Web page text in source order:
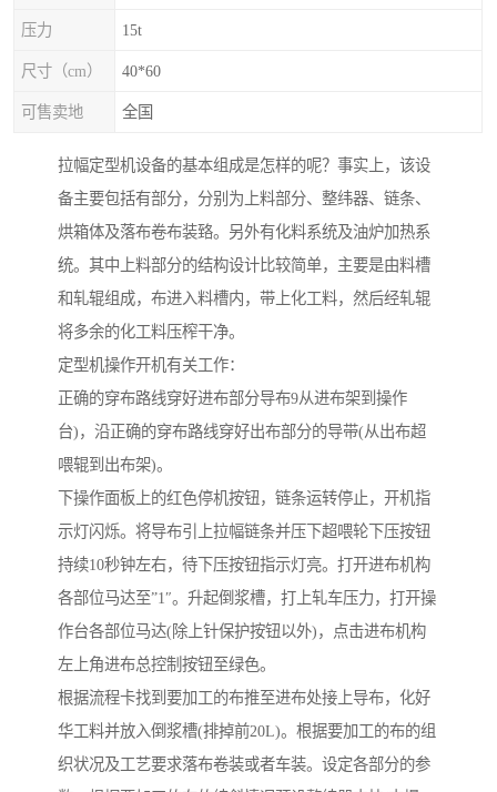
压力 15t
尺寸（cm） 40*60
可售卖地 全国
拉幅定型机设备的基本组成是怎样的呢？事实上，该设
备主要包括有部分，分别为上料部分、整纬器、链条、
烘箱体及落布卷布装臵。另外有化料系统及油炉加热系
统。其中上料部分的结构设计比较简单，主要是由料槽
和轧辊组成，布进入料槽内，带上化工料，然后经轧辊
将多余的化工料压榨干净。
定型机操作开机有关工作：
正确的穿布路线穿好进布部分导布9从进布架到操作
台)，沿正确的穿布路线穿好出布部分的导带(从出布超
喂辊到出布架)。
下操作面板上的红色停机按钮，链条运转停止，开机指
示灯闪烁。将导布引上拉幅链条并压下超喂轮下压按钮
持续10秒钟左右，待下压按钮指示灯亮。打开进布机构
各部位马达至”1″。升起倒浆槽，打上轧车压力，打开操
作台各部位马达(除上针保护按钮以外)，点击进布机构
左上角进布总控制按钮至绿色。
根据流程卡找到要加工的布推至进布处接上导布，化好
华工料并放入倒浆槽(排掉前20L)。根据要加工的布的组
织状况及工艺要求落布卷装或者车装。设定各部分的参